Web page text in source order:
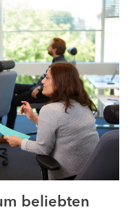
beliebten